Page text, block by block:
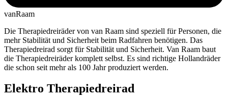
vanRaam
Die Therapiedreiräder von van Raam sind speziell für Personen, die
mehr Stabilität und Sicherheit beim Radfahren benötigen. Das
Therapiedreirad sorgt für Stabilität und Sicherheit. Van Raam baut
die Therapiedreiräder komplett selbst. Es sind richtige Hollandräder
die schon seit mehr als 100 Jahr produziert werden.
Elektro Therapiedreirad